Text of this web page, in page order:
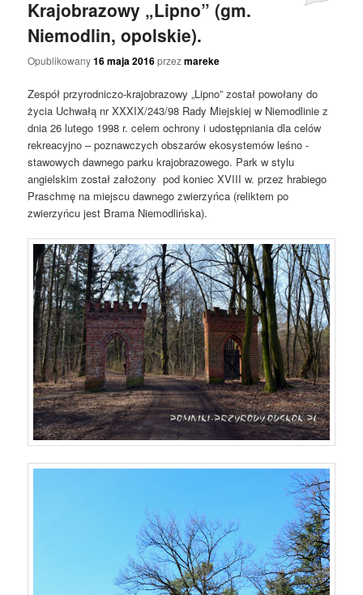
Krajobrazowy „Lipno” (gm.
Niemodlin, opolskie).
Opublikowany16 maja 2016przezmareke
Zespół przyrodniczo-krajobrazowy „Lipno” został powołany do
życia Uchwałą nr XXXIX/243/98 Rady Miejskiej w Niemodlinie z
dnia 26 lutego 1998 r. celem ochrony i udostępniania dla celów
rekreacyjno – poznawczych obszarów ekosystemów leśno -
stawowych dawnego parku krajobrazowego. Park w stylu
angielskim został założony pod koniec XVIII w. przez hrabiego
Praschmę na miejscu dawnego zwierzyńca (reliktem po
zwierzyńcu jest Brama Niemodlińska).